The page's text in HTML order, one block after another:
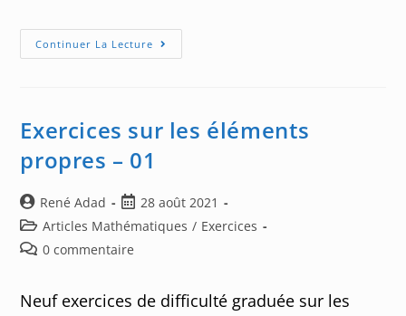
Continuer La Lecture Exercices
Sur
Exercices sur les éléments
propres – 01
Auteur/autrice
de
la
publication :
René Adad
Post
published:
28 août 2021
Post
category:
Articles Mathématiques / Exercices
Post0 commentaire
Neuf exercices de difficulté graduée sur les